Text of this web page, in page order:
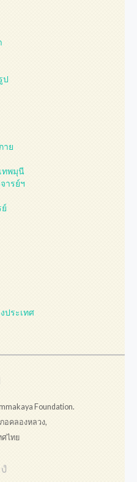
ป
าย
ทพมุนี
ารย์ฯ
ประเทศ
Foundation.
อคลองหลวง,
ศไทย